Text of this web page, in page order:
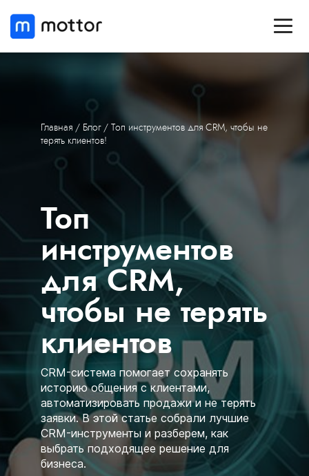
Главная / Блог / Топ инструментов для CRM, чтобы не
терять клиентов!
Топ
инструментов
для CRM,
чтобы не терять
клиентов
CRM-система помогает сохранять
историю общения с клиентами,
автоматизировать продажи и не терять
заявки. В этой статье собрали лучшие
CRM-инструменты и разберем, как
выбрать подходящее решение для
бизнеса.